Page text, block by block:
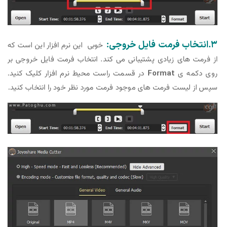
۳.انتخاب فرمت فایل خروجی:
خوبی این نرم افزار این است که
از فرمت های زیادی پشتیبانی می کند. انتخاب فرمت فایل خروجی بر
روی دکمه ی Format در قسمت راست محیط نرم افزار کلیک کنید.
سپس از لیست فرمت های موجود فرمت مورد نظر خود را انتخاب کنید.